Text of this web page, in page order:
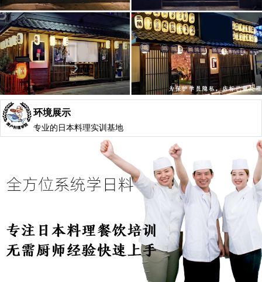
环境展示
专业的日本料理实训基地